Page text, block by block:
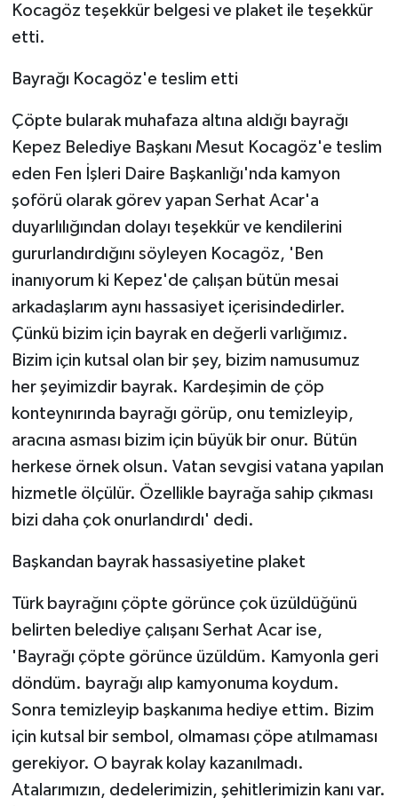
Kocagöz teşekkür belgesi ve plaket ile teşekkür
etti.
Bayrağı Kocagöz'e teslim etti
Çöpte bularak muhafaza altına aldığı bayrağı
Kepez Belediye Başkanı Mesut Kocagöz'e teslim
eden Fen İşleri Daire Başkanlığı'nda kamyon
şoförü olarak görev yapan Serhat Acar'a
duyarlılığından dolayı teşekkür ve kendilerini
gururlandırdığını söyleyen Kocagöz, 'Ben
inanıyorum ki Kepez'de çalışan bütün mesai
arkadaşlarım aynı hassasiyet içerisindedirler.
Çünkü bizim için bayrak en değerli varlığımız.
Bizim için kutsal olan bir şey, bizim namusumuz
her şeyimizdir bayrak. Kardeşimin de çöp
konteynırında bayrağı görüp, onu temizleyip,
aracına asması bizim için büyük bir onur. Bütün
herkese örnek olsun. Vatan sevgisi vatana yapılan
hizmetle ölçülür. Özellikle bayrağa sahip çıkması
bizi daha çok onurlandırdı' dedi.
Başkandan bayrak hassasiyetine plaket
Türk bayrağını çöpte görünce çok üzüldüğünü
belirten belediye çalışanı Serhat Acar ise,
'Bayrağı çöpte görünce üzüldüm. Kamyonla geri
döndüm. bayrağı alıp kamyonuma koydum.
Sonra temizleyip başkanıma hediye ettim. Bizim
için kutsal bir sembol, olmaması çöpe atılmaması
gerekiyor. O bayrak kolay kazanılmadı.
Atalarımızın, dedelerimizin, şehitlerimizin kanı var.